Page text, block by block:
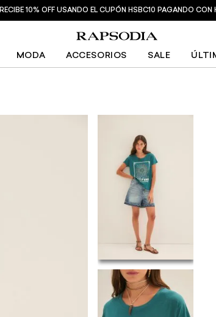
RECIBE 10% OFF USANDO EL CUPÓN HSBC10 PAGANDO CON
MODA ACCESORIOS SALE